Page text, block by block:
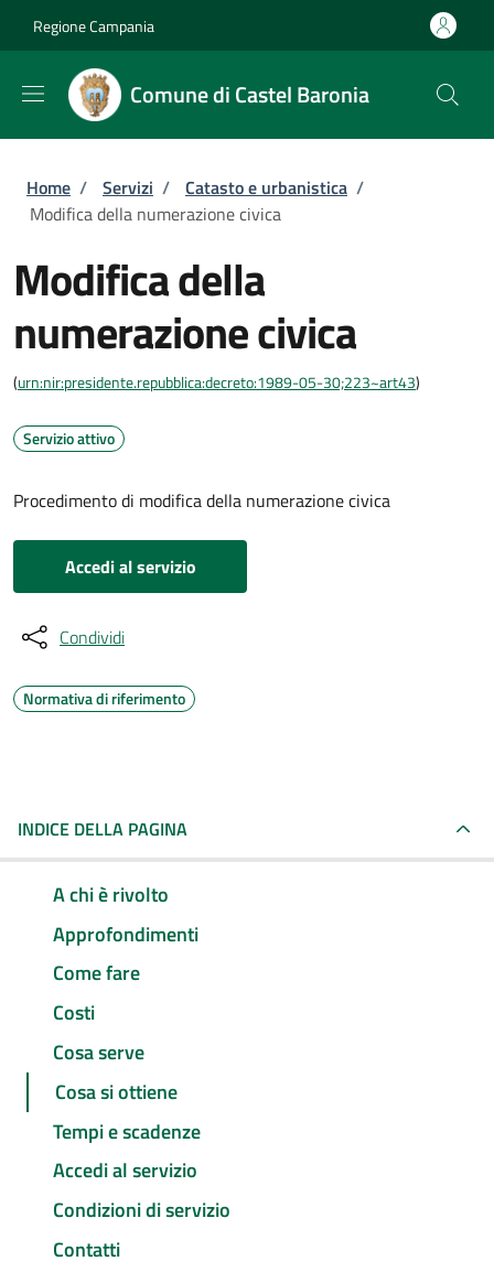
Regione Campania
Comune di Castel Baronia
Briciole di pane
Home / Servizi / Catasto e urbanistica /
Modifica della numerazione civica
Modifica della
numerazione civica
(urn:nir:presidente.repubblica:decreto:1989-05-30;223~art43)
Servizio attivo
Procedimento di modifica della numerazione civica
Accedi al servizio
Condividi
Normativa di riferimento
INDICE DELLA PAGINA
A chi è rivolto
Approfondimenti
Come fare
Costi
Cosa serve
Cosa si ottiene
Tempi e scadenze
Accedi al servizio
Condizioni di servizio
Contatti